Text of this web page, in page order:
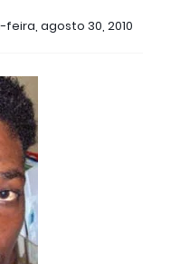
agosto 30, 2010